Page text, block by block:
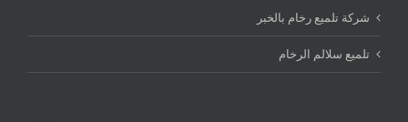
شركة تلميع رخام بالخبر
تلميع سلالم الرخام